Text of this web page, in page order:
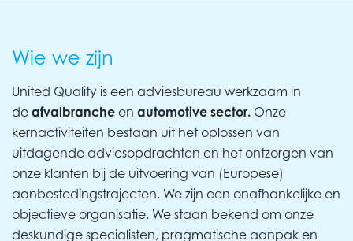
Wie we zijn
United Quality is een adviesbureau werkzaam in
de afvalbranche en automotive sector. Onze
kernactiviteiten bestaan uit het oplossen van
uitdagende adviesopdrachten en het ontzorgen van
onze klanten bij de uitvoering van (Europese)
aanbestedingstrajecten. We zijn een onafhankelijke en
objectieve organisatie. We staan bekend om onze
deskundige specialisten, pragmatische aanpak en